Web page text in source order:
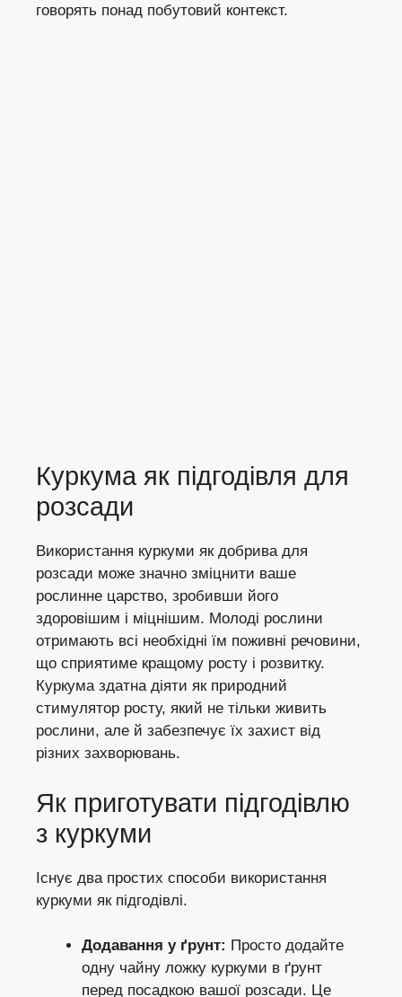
говорять понад побутовий контекст.
Куркума як підгодівля для
розсади
Використання куркуми як добрива для
розсади може значно зміцнити ваше
рослинне царство, зробивши його
здоровішим і міцнішим. Молоді рослини
отримають всі необхідні їм поживні речовини,
що сприятиме кращому росту і розвитку.
Куркума здатна діяти як природний
стимулятор росту, який не тільки живить
рослини, але й забезпечує їх захист від
різних захворювань.
Як приготувати підгодівлю
з куркуми
Існує два простих способи використання
куркуми як підгодівлі.
Додавання у ґрунт: Просто додайте
одну чайну ложку куркуми в ґрунт
перед посадкою вашої розсади. Це